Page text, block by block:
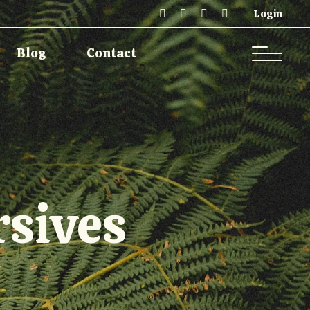
Login
Blog
Single Types
Contact
Contact
Single Types Contact